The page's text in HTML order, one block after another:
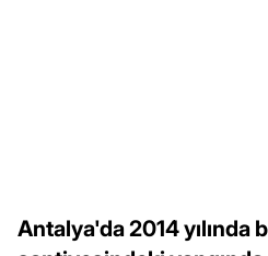
Antalya'da 2014 yılında